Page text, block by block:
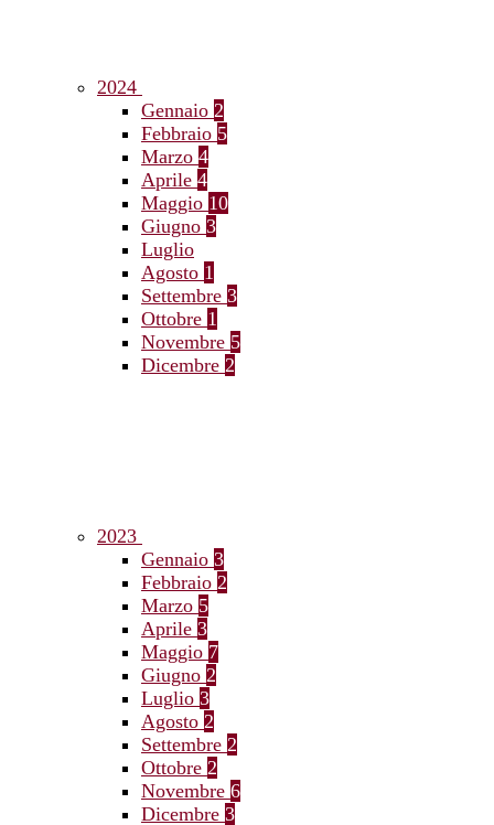
2024
Gennaio 2
Febbraio 5
Marzo 4
Aprile 4
Maggio 10
Giugno 3
Luglio
Agosto 1
Settembre 3
Ottobre 1
Novembre 5
Dicembre 2
2023
Gennaio 3
Febbraio 2
Marzo 5
Aprile 3
Maggio 7
Giugno 2
Luglio 3
Agosto 2
Settembre 2
Ottobre 2
Novembre 6
Dicembre 3